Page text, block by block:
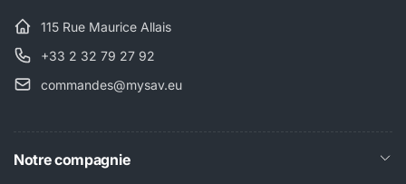
115 Rue Maurice Allais
+33 2 32 79 27 92
commandes@mysav.eu
Notre compagnie